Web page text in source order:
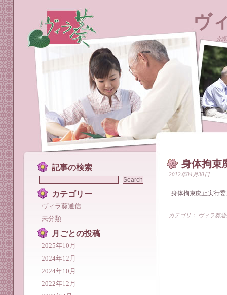
ヴ
介
身体拘束
2012年04月30日
身体拘束廃止実行
カテゴリ： ヴィラ葵通
記事の検索
カテゴリー
ヴィラ葵通信
未分類
月ごとの投稿
2025年10月
2024年12月
2024年10月
2022年12月